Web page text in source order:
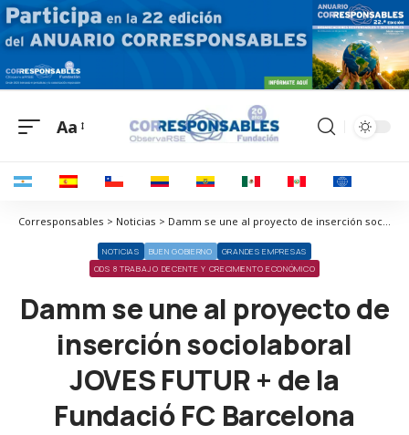
Aa
Corresponsables > Noticias > Damm se une al proyecto de inserción sociolaboral JOVES FUTUR + de la Fundació FC Barcelona
NOTICIAS BUEN GOBIERNO
GRANDES EMPRESAS
ODS 8 TRABAJO DECENTE Y CRECIMIENTO ECONÓMICO
Damm se une al proyecto de
inserción sociolaboral
JOVES FUTUR + de la
Fundació FC Barcelona